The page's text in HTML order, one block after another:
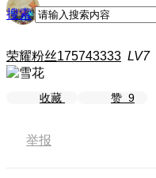
搜索
荣耀粉丝175743333 LV7
收藏 赞 9
举报